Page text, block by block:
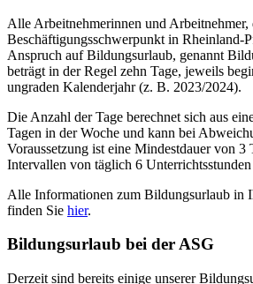
Alle Arbeitnehmerinnen und Arbeitnehmer,
Beschäftigungsschwerpunkt in Rheinland-
Anspruch auf Bildungsurlaub, genannt
beträgt in der Regel zehn Tage, jeweils
ungraden Kalenderjahr (z. B. 2023/2024).
Die Anzahl der Tage berechnet sich aus
Tagen in der Woche und kann bei
Voraussetzung ist eine Mindestdauer von 3
Intervallen von täglich 6
Alle Informationen zum Bildungsurlaub in
finden Sie hier.
Bildungsurlaub bei der ASG
Derzeit sind bereits einige unserer